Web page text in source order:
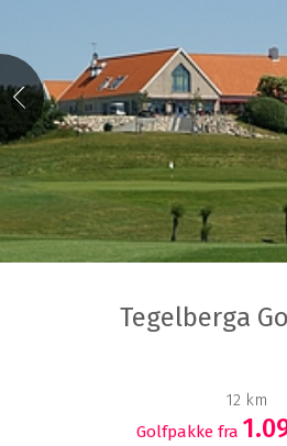
Tegelberga
12 km
Golfpakke fra